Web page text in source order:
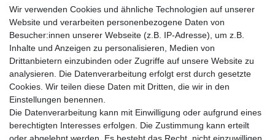
Nach der indianischen Mythologie verschafft der Dreamcatcher
mit dem Netz in der Mitte dem Schlafenden einen von Alpträumen
befreiten Schlaf. Das Gewebe lässt die guten Träume auf den
Schlafenden herabsinken, die bösen Träume verfangen sich
jedoch im Netz und verbrennen mit dem ersten Tageslicht.
Wir verwenden Cookies und ähnliche Technologien auf unserer
Website und verarbeiten personenbezogene Daten von
Besucher:innen unserer Webseite (z.B. IP-Adresse), um z.B.
Inhalte und Anzeigen zu personalisieren, Medien von
Drittanbietern einzubinden oder Zugriffe auf unsere Website zu
analysieren. Die Datenverarbeitung erfolgt erst durch gesetzte
Cookies. Wir teilen diese Daten mit Dritten, die wir in den
Einstellungen benennen.
Die Datenverarbeitung kann mit Einwilligung oder aufgrund eines
berechtigten Interesses erfolgen. Die Zustimmung kann erteilt